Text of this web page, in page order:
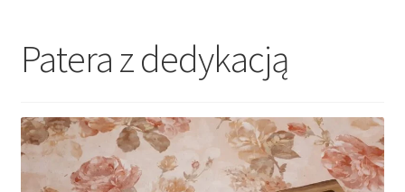
Opinie
Regulamin
Patera z dedykacją